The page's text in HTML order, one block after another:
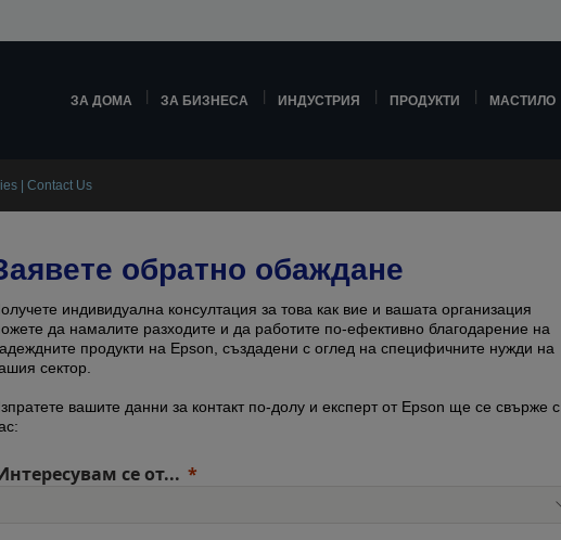
ЗА ДОМА ЗА БИЗНЕСА ИНДУСТРИЯ ПРОДУКТИ МАСТИЛО
| Contact Us
обратно обаждане
индивидуална консултация за това как вие и вашата организация
да намалите разходите и да работите по-ефективно благодарение на
продукти на Epson, създадени с оглед на специфичните нужди на
сектор.
вашите данни за контакт по-долу и експерт от Epson ще се свърже с
се от...